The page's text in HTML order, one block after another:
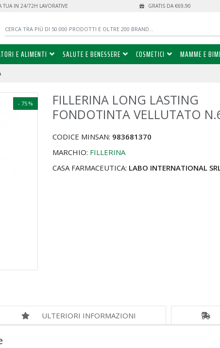
TUA IN 24/72H LAVORATIVE GRATIS DA €69,90
E ALIMENTI SALUTE E BENESSERE COSMETICI MAMME E
- 75 %
FILLERINA LONG LASTING
FONDOTINTA VELLUTATO
CODICE MINSAN: 983681370
MARCHIO: FILLERINA
CASA FARMACEUTICA: LABO INTERNATIONAL
ULTERIORI INFORMAZIONI